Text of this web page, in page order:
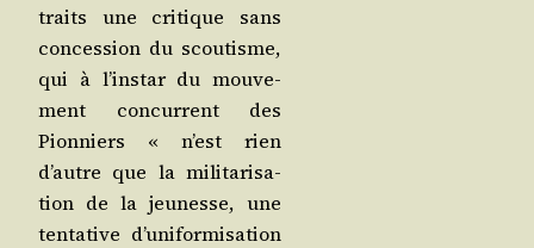
traits une cri­tique sans
conces­sion du scou­tisme,
qui à l’ins­tar du mou­ve­
ment concur­rent des
Pion­niers « n’est rien
d’autre que la mili­ta­ri­sa­
tion de la jeu­nesse, une
ten­ta­tive d’u­ni­for­mi­sa­tion